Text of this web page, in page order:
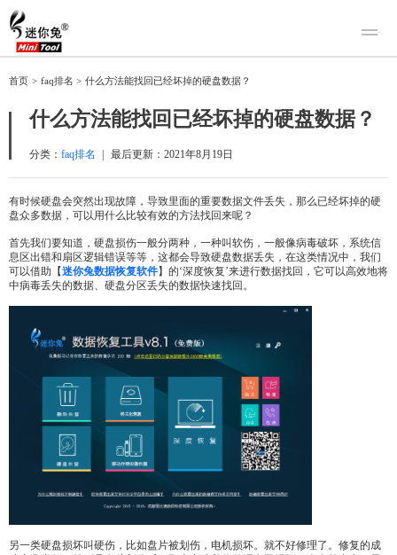
产品
迷你兔分区向导
下载
购买
帮助中心
关于我们
关于迷你兔
首页 > faq排名 > 什么方法能找回已经坏掉的硬盘数据？
什么方法能找回已经坏掉的硬盘数据？
分类： faq排名 最后更新： 2021年8月19日
有时候硬盘会突然出现故障，导致里面的重要数据文件丢失，那么已经坏掉的硬
盘众多数据，可以用什么比较有效的方法找回来呢？
首先我们要知道，硬盘损伤一般分两种，一种叫软伤，一般像病毒破坏，系统信
息区出错和扇区逻辑错误等等，这都会导致硬盘数据丢失，在这类情况中，我们
可以借助【迷你兔数据恢复软件】的‘深度恢复’来进行数据找回，它可以高效地将
中病毒丢失的数据、硬盘分区丢失的数据快速找回。
另一类硬盘损坏叫硬伤，比如盘片被划伤，电机损坏。就不好修理了。修复的成